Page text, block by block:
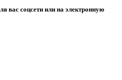
вас соцсети или на электронную